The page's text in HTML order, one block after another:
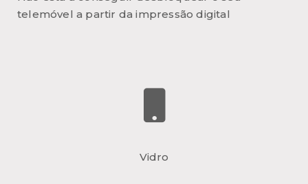
telemóvel a partir da impressão digital
Vidro